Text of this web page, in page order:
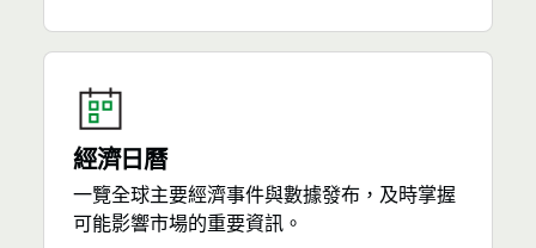
經濟日曆
一覽全球主要經濟事件與數據發布，及時掌握
可能影響市場的重要資訊。